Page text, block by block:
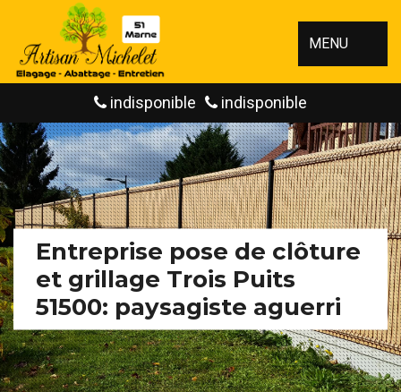
MENU
indisponible indisponible
Entreprise pose de clôture
et grillage Trois Puits
51500: paysagiste aguerri